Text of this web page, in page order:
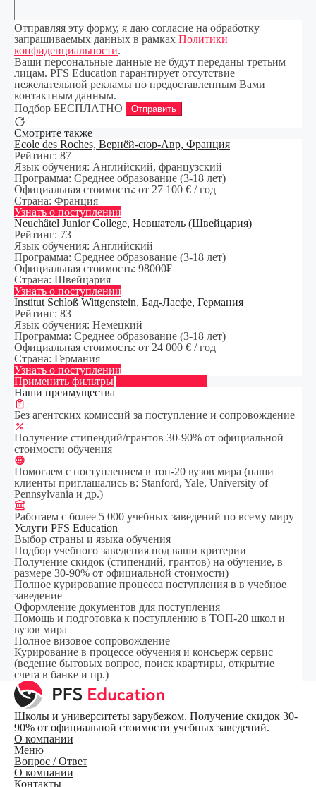
Отправляя эту форму, я даю согласие на обработку
запрашиваемых данных в рамках Политики
конфиденциальности.
Ваши персональные данные не будут переданы третьим
лицам. PFS Education гарантирует отсутствие
нежелательной рекламы по предоставленным Вами
контактным данным.
Подбор БЕСПЛАТНО
Отправить
Смотрите также
Ecole des Roches, Вернёй-сюр-Авр, Франция
Рейтинг: 87
Язык обучения: Английский, французский
Программа: Среднее образование (3-18 лет)
Официальная стоимость: от 27 100 € / год
Страна: Франция
Узнать о поступлении
Neuchâtel Junior College, Невшатель (Швейцария)
Рейтинг: 73
Язык обучения: Английский
Программа: Среднее образование (3-18 лет)
Официальная стоимость: 98000₣
Страна: Швейцария
Узнать о поступлении
Institut Schloß Wittgenstein, Бад-Ласфе, Германия
Рейтинг: 83
Язык обучения: Немецкий
Программа: Среднее образование (3-18 лет)
Официальная стоимость: от 24 000 € / год
Страна: Германия
Узнать о поступлении
Применить фильтры
Наши преимущества
Без агентских комиссий за поступление и сопровождение
Получение стипендий/грантов 30-90% от официальной
стоимости обучения
Помогаем с поступлением в топ-20 вузов мира (наши
клиенты приглашались в: Stanford, Yale, University of
Pennsylvania и др.)
Работаем с более 5 000 учебных заведений по всему миру
Услуги PFS Education
Выбор страны и языка обучения
Подбор учебного заведения под ваши критерии
Получение скидок (стипендий, грантов) на обучение, в
размере 30-90% от официальной стоимости)
Полное курирование процесса поступления в в учебное
заведение
Оформление документов для поступления
Помощь и подготовка к поступлению в ТОП-20 школ и
вузов мира
Полное визовое сопровождение
Курирование в процессе обучения и консьерж сервис
(ведение бытовых вопрос, поиск квартиры, открытие
счета в банке и пр.)
Школы и университеты зарубежом. Получение скидок 30-
90% от официальной стоимости учебных заведений.
О компании
Меню
Вопрос / Ответ
О компании
Контакты